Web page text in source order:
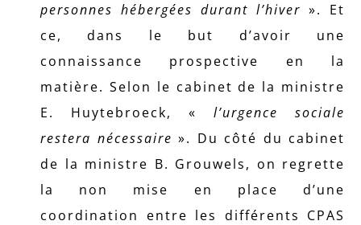
personnes hébergées durant l’hiver ». Et
ce, dans le but d’avoir une
connaissance prospective en la
matière. Selon le cabinet de la ministre
E. Huytebroeck, « l’urgence sociale
restera nécessaire ». Du côté du cabinet
de la ministre B. Grouwels, on regrette
la non mise en place d’une
coordination entre les différents CPAS